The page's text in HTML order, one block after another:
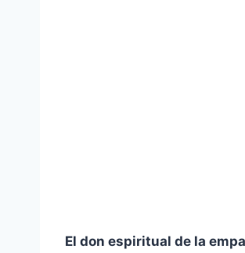
El don espiritual de la